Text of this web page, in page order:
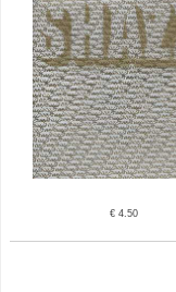
€ 4.50